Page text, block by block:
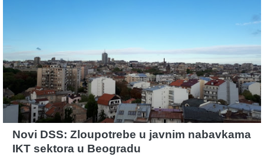
Novi DSS: Zloupotrebe u javnim nabavkama
IKT sektora u Beogradu